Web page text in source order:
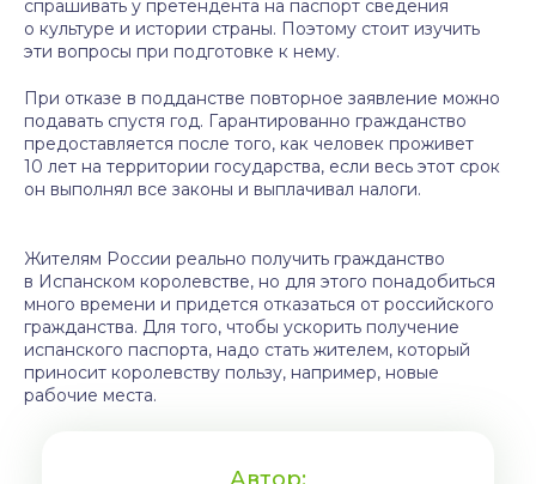
спрашивать у претендента на паспорт сведения
о культуре и истории страны. Поэтому стоит изучить
эти вопросы при подготовке к нему.
При отказе в подданстве повторное заявление можно
подавать спустя год. Гарантированно гражданство
предоставляется после того, как человек проживет
10 лет на территории государства, если весь этот срок
он выполнял все законы и выплачивал налоги.
Жителям России реально получить гражданство
в Испанском королевстве, но для этого понадобиться
много времени и придется отказаться от российского
гражданства. Для того, чтобы ускорить получение
испанского паспорта, надо стать жителем, который
приносит королевству пользу, например, новые
рабочие места.